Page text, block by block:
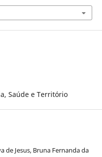
Saúde e Território
de Jesus, Bruna Fernanda da